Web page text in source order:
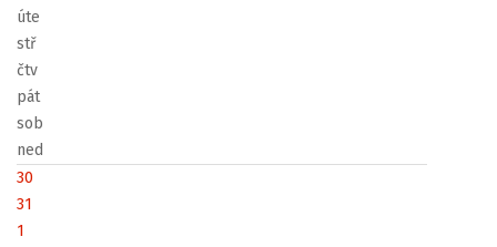
úte
stř
čtv
pát
sob
ned
30
31
1